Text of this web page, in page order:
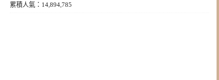
累積人氣：14,894,785